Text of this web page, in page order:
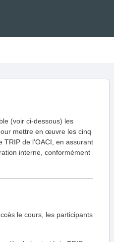
(voir ci-dessous) les
mettre en œuvre les cinq
de l’OACI, en assurant
interne, conformément
le cours, les participants